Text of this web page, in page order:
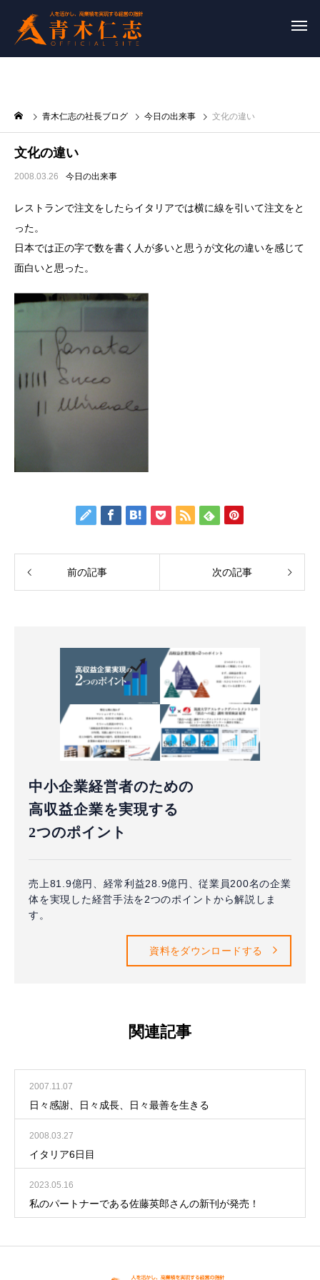
青木仁志の社長ブログ 今日の出来事 文化の違い
文化の違い
2008.03.26 今日の出来事
レストランで注文をしたらイタリアでは横に線を引いて注文をと
った。
日本では正の字で数を書く人が多いと思うが文化の違いを感じて
面白いと思った。
前の記事 次の記事
中小企業経営者のための
高収益企業を実現する
2つのポイント
売上81.9億円、経常利益28.9億円、従業員200名の企業
体を実現した経営手法を2つのポイントから解説しま
す。
資料をダウンロードする
関連記事
2007.11.07
日々感謝、日々成長、日々最善を生きる
2008.03.27
イタリア6日目
2023.05.16
私のパートナーである佐藤英郎さんの新刊が発売！